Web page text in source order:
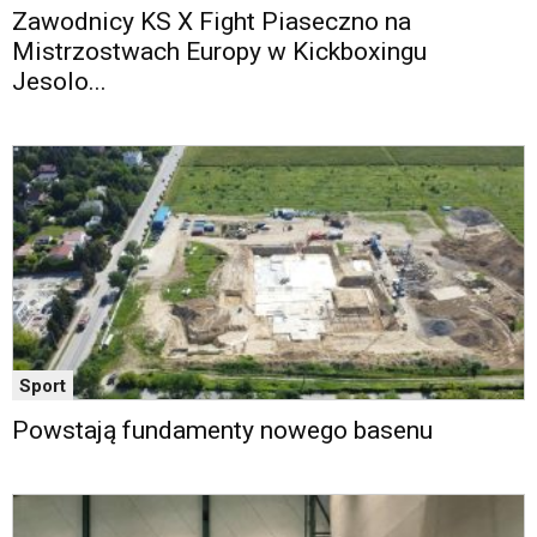
Maps
osadzane
formie
te
obsługiwane
są
za
pomocą
klawiszy
strzałek
lub
odpowiadających
im
klawiaturowych
czytniku
Zawodnicy KS X Fight Piaseczno na
Mistrzostwach Europy w Kickboxingu
Jesolo...
Sport
Powstają fundamenty nowego basenu